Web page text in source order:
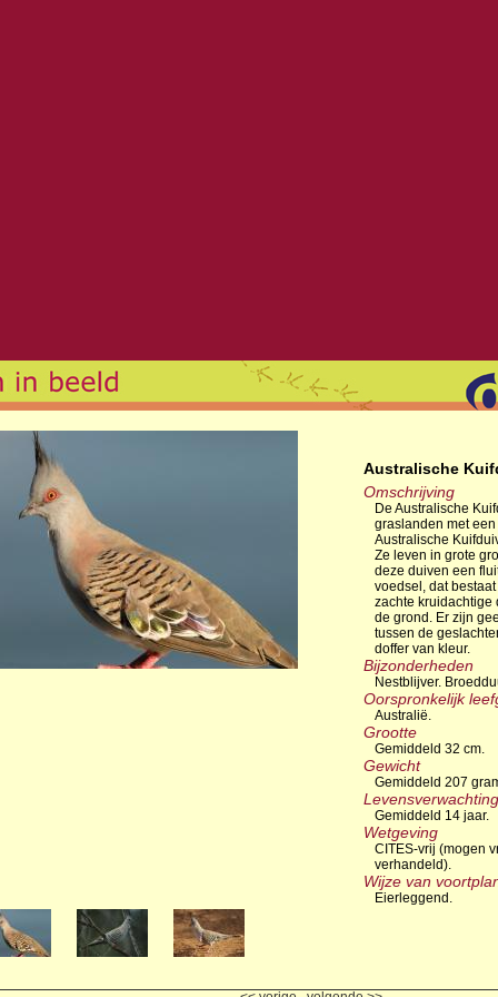
Australische
Omschrijving
De Australische
graslanden met
Australische
Ze leven in grote
deze duiven een
voedsel, dat
zachte kruidachtige
de grond. Er zijn
tussen de
doffer van kleur.
Bijzonderheden
Nestblijver.
Oorspronkelijk
Australië.
Grootte
Gemiddeld 32 cm.
Gewicht
Gemiddeld 207
Levensverwachting
Gemiddeld 14 jaar.
Wetgeving
CITES-vrij (mogen
verhandeld).
Wijze van
Eierleggend.